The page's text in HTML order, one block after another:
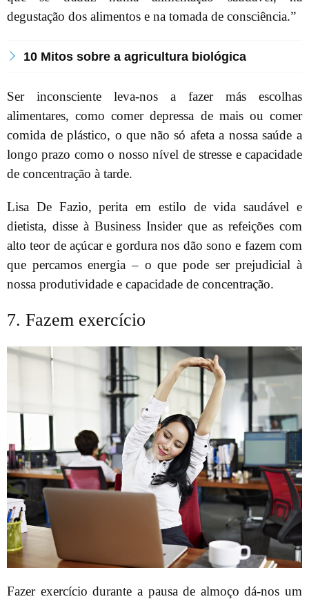
degustação dos alimentos e na tomada de consciência.”
10 Mitos sobre a agricultura biológica
Ser inconsciente leva-nos a fazer más escolhas
alimentares, como comer depressa de mais ou comer
comida de plástico, o que não só afeta a nossa saúde a
longo prazo como o nosso nível de stresse e capacidade
de concentração à tarde.
Lisa De Fazio, perita em estilo de vida saudável e
dietista, disse à Business Insider que as refeições com
alto teor de açúcar e gordura nos dão sono e fazem com
que percamos energia – o que pode ser prejudicial à
nossa produtividade e capacidade de concentração.
7. Fazem exercício
Fazer exercício durante a pausa de almoço dá-nos um